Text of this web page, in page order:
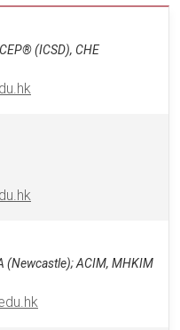
(ICSD), CHE
(Newcastle); ACIM, MHKIM